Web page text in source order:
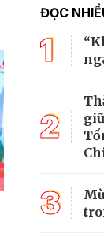
ĐỌC
1
2
3